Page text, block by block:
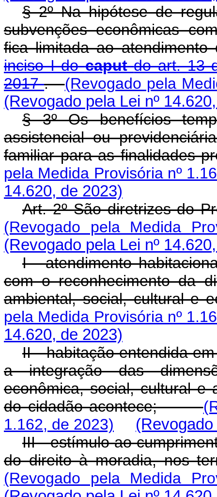
§ 2º Na hipótese de
subvenções econômicas
fica limitada ao
inciso I docaputdo art. 13
2017.(Revogado pela
(Revogado pela Lei nº
§ 3º Os benefícios
assistencial ou
familiar para as
pela Medida Provisória nº
14.620, de 2023)
Art. 2º São diretrizes do
(Revogado pela Medida
(Revogado pela Lei nº
I - atendimento
com o reconhecimento da
ambiental, social,
pela Medida Provisória nº
14.620, de 2023)
II - habitação entendida
a integração das
econômica, social, cultural e
do cidadão acontece;
1.162, de 2023)
III - estímulo ao
do direito à moradia, nos
(Revogado pela Medida